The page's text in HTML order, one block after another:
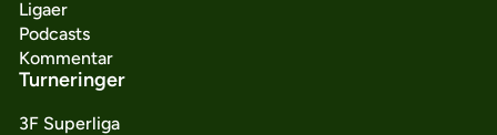
Ligaer
Podcasts
Kommentar
Turneringer
3F Superliga